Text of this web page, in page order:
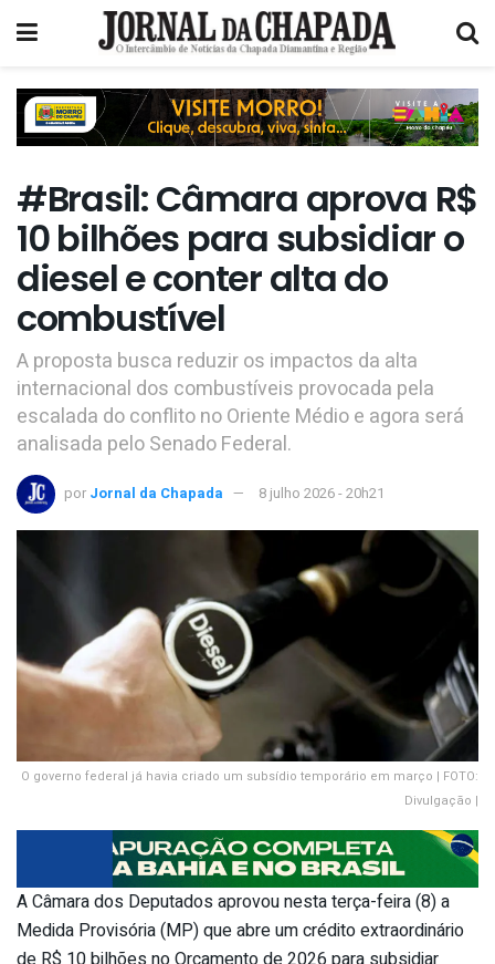
#Brasil: Câmara aprova R$
10 bilhões para subsidiar o
diesel e conter alta do
combustível
A proposta busca reduzir os impactos da alta
internacional dos combustíveis provocada pela
escalada do conflito no Oriente Médio e agora será
analisada pelo Senado Federal.
por Jornal da Chapada 8 julho 2026 - 20h21
O governo federal já havia criado um subsídio temporário em março | FOTO:
Divulgação |
A Câmara dos Deputados aprovou nesta terça-feira (8) a
Medida Provisória (MP) que abre um crédito extraordinário